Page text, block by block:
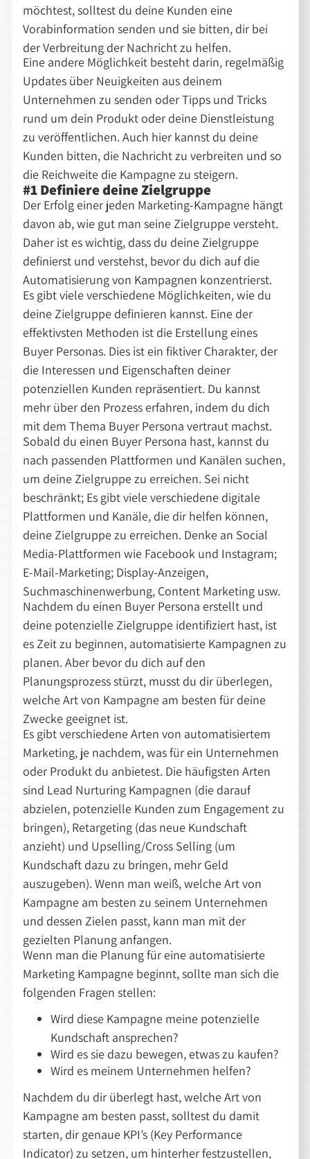
möchtest, solltest du deine Kunden eine
Vorabinformation senden und sie bitten, dir bei
der Verbreitung der Nachricht zu helfen.
Eine andere Möglichkeit besteht darin, regelmäßig
Updates über Neuigkeiten aus deinem
Unternehmen zu senden oder Tipps und Tricks
rund um dein Produkt oder deine Dienstleistung
zu veröffentlichen. Auch hier kannst du deine
Kunden bitten, die Nachricht zu verbreiten und so
die Reichweite die Kampagne zu steigern.
#1 Definiere deine Zielgruppe
Der Erfolg einer jeden Marketing-Kampagne hängt
davon ab, wie gut man seine Zielgruppe versteht.
Daher ist es wichtig, dass du deine Zielgruppe
definierst und verstehst, bevor du dich auf die
Automatisierung von Kampagnen konzentrierst.
Es gibt viele verschiedene Möglichkeiten, wie du
deine Zielgruppe definieren kannst. Eine der
effektivsten Methoden ist die Erstellung eines
Buyer Personas. Dies ist ein fiktiver Charakter, der
die Interessen und Eigenschaften deiner
potenziellen Kunden repräsentiert. Du kannst
mehr über den Prozess erfahren, indem du dich
mit dem Thema Buyer Persona vertraut machst.
Sobald du einen Buyer Persona hast, kannst du
nach passenden Plattformen und Kanälen suchen,
um deine Zielgruppe zu erreichen. Sei nicht
beschränkt; Es gibt viele verschiedene digitale
Plattformen und Kanäle, die dir helfen können,
deine Zielgruppe zu erreichen. Denke an Social
Media-Plattformen wie Facebook und Instagram;
E-Mail-Marketing; Display-Anzeigen,
Suchmaschinenwerbung, Content Marketing usw.
Nachdem du einen Buyer Persona erstellt und
deine potenzielle Zielgruppe identifiziert hast, ist
es Zeit zu beginnen, automatisierte Kampagnen zu
planen. Aber bevor du dich auf den
Planungsprozess stürzt, musst du dir überlegen,
welche Art von Kampagne am besten für deine
Zwecke geeignet ist.
Es gibt verschiedene Arten von automatisiertem
Marketing, je nachdem, was für ein Unternehmen
oder Produkt du anbietest. Die häufigsten Arten
sind Lead Nurturing Kampagnen (die darauf
abzielen, potenzielle Kunden zum Engagement zu
bringen), Retargeting (das neue Kundschaft
anzieht) und Upselling/Cross Selling (um
Kundschaft dazu zu bringen, mehr Geld
auszugeben). Wenn man weiß, welche Art von
Kampagne am besten zu seinem Unternehmen
und dessen Zielen passt, kann man mit der
gezielten Planung anfangen.
Wenn man die Planung für eine automatisierte
Marketing Kampagne beginnt, sollte man sich die
folgenden Fragen stellen:
Wird diese Kampagne meine potenzielle
Kundschaft ansprechen?
Wird es sie dazu bewegen, etwas zu kaufen?
Wird es meinem Unternehmen helfen?
Nachdem du dir überlegt hast, welche Art von
Kampagne am besten passt, solltest du damit
starten, dir genaue KPI’s (Key Performance
Indicator) zu setzen, um hinterher festzustellen,